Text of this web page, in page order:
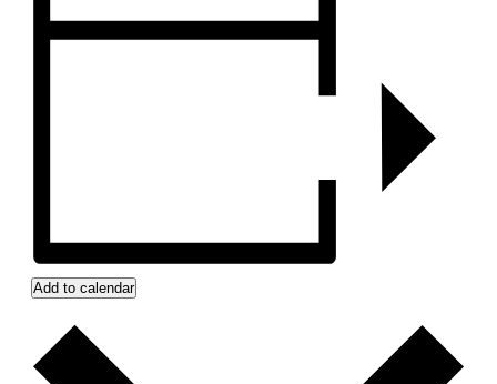
Add to calendar